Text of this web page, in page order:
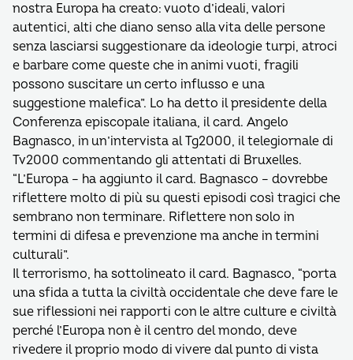
nostra Europa ha creato: vuoto d’ideali, valori
autentici, alti che diano senso alla vita delle persone
senza lasciarsi suggestionare da ideologie turpi, atroci
e barbare come queste che in animi vuoti, fragili
possono suscitare un certo influsso e una
suggestione malefica”. Lo ha detto il presidente della
Conferenza episcopale italiana, il card. Angelo
Bagnasco, in un’intervista al Tg2000, il telegiornale di
Tv2000 commentando gli attentati di Bruxelles.
“L’Europa – ha aggiunto il card. Bagnasco – dovrebbe
riflettere molto di più su questi episodi così tragici che
sembrano non terminare. Riflettere non solo in
termini di difesa e prevenzione ma anche in termini
culturali”.
Il terrorismo, ha sottolineato il card. Bagnasco, “porta
una sfida a tutta la civiltà occidentale che deve fare le
sue riflessioni nei rapporti con le altre culture e civiltà
perché l’Europa non è il centro del mondo, deve
rivedere il proprio modo di vivere dal punto di vista